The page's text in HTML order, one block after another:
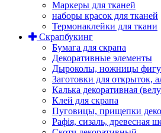
Маркеры для тканей
наборы красок для тканей
Термонаклейки для ткани
Скрапбукинг
Бумага для скрапа
Декоративные элементы
Дыроколы, ножницы
Заготовки для открыток,
Калька декоративная
Клей для скрапа
Пуговицы, прищепки
Рафія, сизаль, древесная